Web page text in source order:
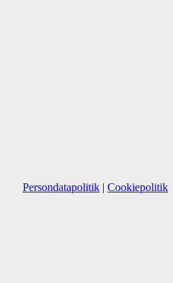
Persondatapolitik | Cookiepolitik